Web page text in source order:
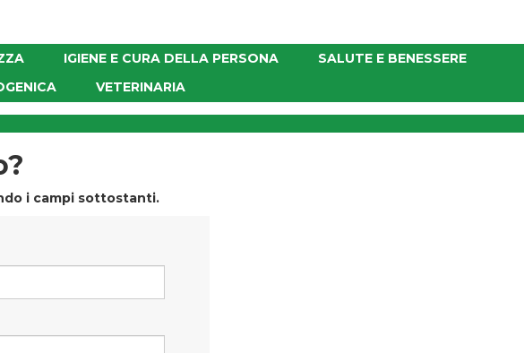
IGIENE E CURA DELLA PERSONA
SALUTE E BENESSERE
VETERINARIA
i campi sottostanti.